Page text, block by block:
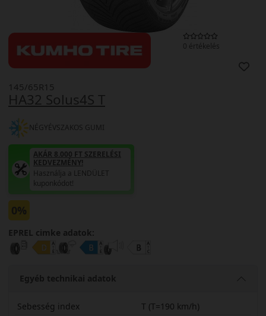
0 értékelés
HA32 Solus4S T
145/65R15
NÉGYÉVSZAKOS GUMI
AKÁR 8.000 FT SZERELÉSI
KEDVEZMÉNY!
Használja a LENDÜLET
kuponkódot!
0%
EPREL cimke adatok:
Egyéb technikai adatok
Sebesség index
T (T=190 km/h)